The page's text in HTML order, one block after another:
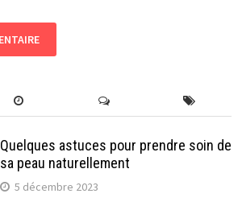
Quelques astuces pour prendre soin de
sa peau naturellement
5 décembre 2023